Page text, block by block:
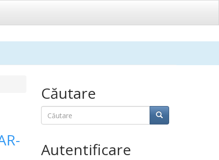
Căutare
Căutare Căutare
Autentificare